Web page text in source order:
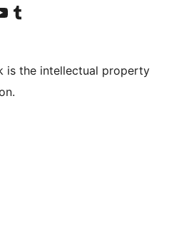
konto
YouTube-kanal
Besøg vores Tumblr-konto
is the intellectual property